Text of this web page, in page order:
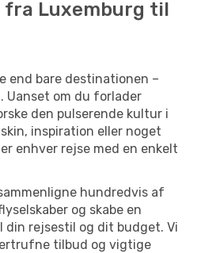
Luxemburg til
end bare destinationen –
Uanset om du forlader
den pulserende kultur i
inspiration eller noget
enhver rejse med en enkelt
hundredvis af
og skabe en
din rejsestil og dit budget. Vi
tilbud og vigtige